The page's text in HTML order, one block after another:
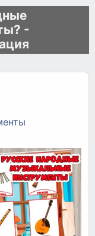
-